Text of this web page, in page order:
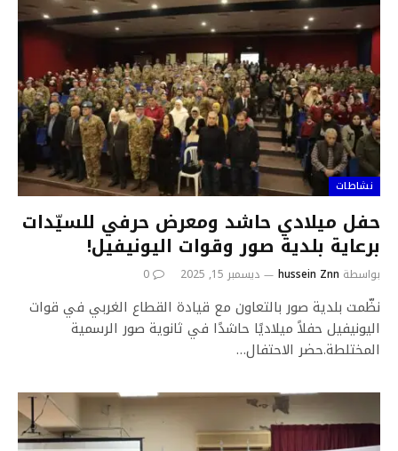
نشاطات
حفل ميلادي حاشد ومعرض حرفي للسيّدات
برعاية بلدية صور وقوات اليونيفيل!
بواسطة hussein Znn ديسمبر 15, 2025 0
نظّمت بلدية صور بالتعاون مع قيادة القطاع الغربي في قوات
اليونيفيل حفلاً ميلاديًا حاشدًا في ثانوية صور الرسمية
المختلطة.حضر الاحتفال…